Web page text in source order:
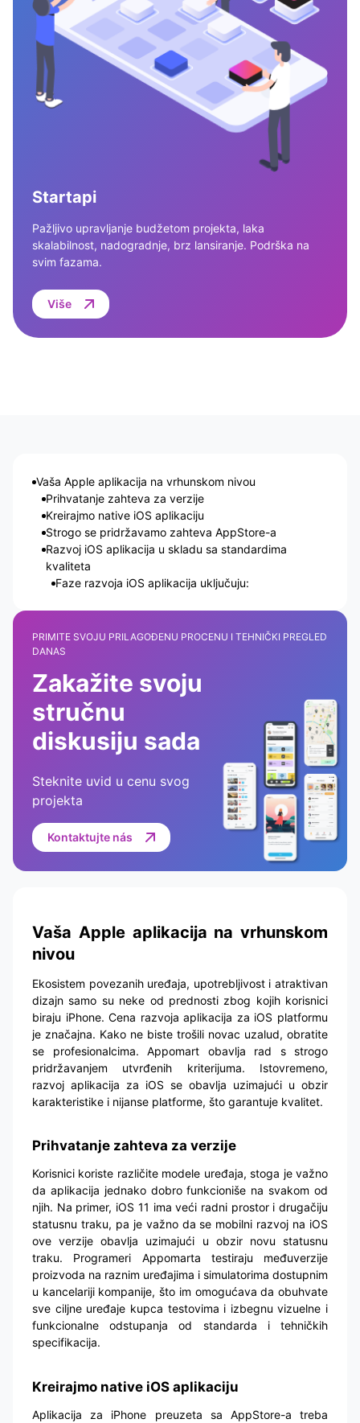
Startapi
Pažljivo upravljanje budžetom projekta, laka
skalabilnost, nadogradnje, brz lansiranje. Podrška na
svim fazama.
Više
Vaša Apple aplikacija na vrhunskom nivou
Prihvatanje zahteva za verzije
Kreirajmo native iOS aplikaciju
Strogo se pridržavamo zahteva AppStore-a
Razvoj iOS aplikacija u skladu sa standardima
kvaliteta
Faze razvoja iOS aplikacija uključuju:
PRIMITE SVOJU PRILAGOĐENU PROCENU I TEHNIČKI PREGLED
DANAS
Zakažite svoju
stručnu
diskusiju sada
Steknite uvid u cenu svog
projekta
Kontaktujte nás
Vaša Apple aplikacija na vrhunskom
nivou
Ekosistem povezanih uređaja, upotrebljivost i atraktivan
dizajn samo su neke od prednosti zbog kojih korisnici
biraju iPhone. Cena razvoja aplikacija za iOS platformu
je značajna. Kako ne biste trošili novac uzalud, obratite
se profesionalcima. Appomart obavlja rad s strogo
pridržavanjem utvrđenih kriterijuma. Istovremeno,
razvoj aplikacija za iOS se obavlja uzimajući u obzir
karakteristike i nijanse platforme, što garantuje kvalitet.
Prihvatanje zahteva za verzije
Korisnici koriste različite modele uređaja, stoga je važno
da aplikacija jednako dobro funkcioniše na svakom od
njih. Na primer, iOS 11 ima veći radni prostor i drugačiju
statusnu traku, pa je važno da se mobilni razvoj na iOS
ove verzije obavlja uzimajući u obzir novu statusnu
traku. Programeri Appomarta testiraju međuverzije
proizvoda na raznim uređajima i simulatorima dostupnim
u kancelariji kompanije, što im omogućava da obuhvate
sve ciljne uređaje kupca testovima i izbegnu vizuelne i
funkcionalne odstupanja od standarda i tehničkih
specifikacija.
Kreirajmo native iOS aplikaciju
Aplikacija za iPhone preuzeta sa AppStore-a treba